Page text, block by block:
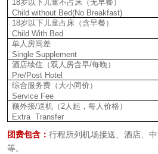
18岁以下儿童不占床（无早餐）
Child without Bed(No Breakfast)
18岁以下儿童占床（含早餐）
Child With Bed
单人房间差
Single Supplement
酒店续住（双人房含早/每晚）
Pre/Post Hotel
综合服务费（大小同价）
Service Fee
额外接/送机（2人起，每人价格）
Extra Transfer
团费包含： 行程所列机场接送、酒店、
等。